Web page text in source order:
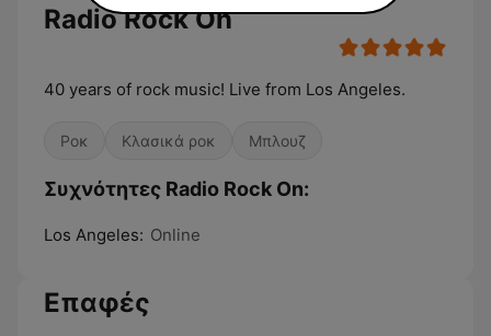
Radio Rock On
40 years of rock music! Live from Los Angeles.
Ροκ Κλασικά ροκ Μπλουζ
Συχνότητες Radio Rock On:
Los Angeles: Online
Επαφές